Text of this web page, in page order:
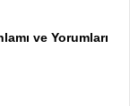
ve Yorumları